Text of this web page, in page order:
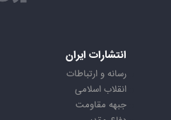
انتشارات ایران
رسانه و ارتباطات
انقلاب اسلامی
جبهه مقاومت